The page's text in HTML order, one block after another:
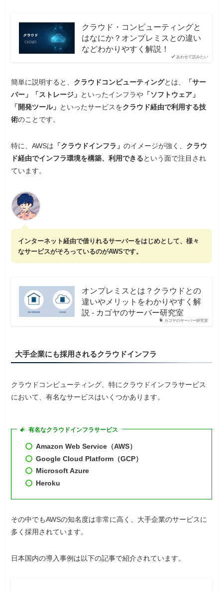
あわせて読みたい
クラウド・コンピューティングと
はなにか？オンプレミスとの違い
などわかりやすく解説！
簡単に説明すると、 クラウドコンピューティングとは、
「サー
バー」「ストレージ」 といったインフラや 「ソフトウェア」
「開発ツール」 といったサービスをクラウド経由で利用する技
術のことです。
特に、AWSは 「クラウドインフラ」のイメージが強く、 クラウ
ド経由でインフラ環境を構築、利用できるという面で注目され
ています。
インターネット経由で借りれるサーバーをはじめとして、様々
なサービスがそろっているのがAWSです。
カゴヤのサーバー研究室
オンプレミスとは？クラウドとの
違いやメリットをわかりやすく解
説 - カゴヤのサーバー研究室
大手企業にも採用されるクラウドインフラ
クラウドコンピューティング、特にクラウドインフラサービス
において、有名なサービスはいくつかあります。
有名なクラウドインフラサービス
Amazon Web Service（AWS）
Google Cloud Platform（GCP）
Microsoft Azure
Heroku
その中でもAWSの知名度は非常に高く、大手企業のサービスに
多く採用されています。
日本国内の導入事例は以下の記事で紹介されています。